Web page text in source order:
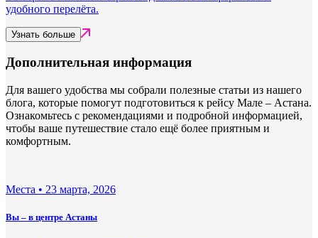
удобного перелёта.
Узнать больше
Дополнительная информация
Для вашего удобства мы собрали полезные статьи из нашего
блога, которые помогут подготовиться к рейсу Мале – Астана.
Ознакомьтесь с рекомендациями и подробной информацией,
чтобы ваше путешествие стало ещё более приятным и
комфортным.
Места • 23 марта, 2026
Вы – в центре Астаны